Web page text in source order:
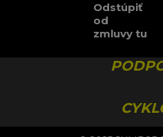
Odstúpiť
od
zmluvy tu